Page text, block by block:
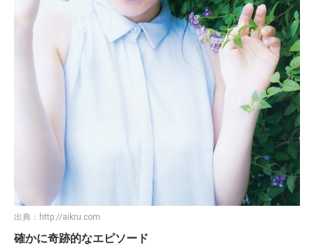
出典： http://aikru.com
確かに奇跡的なエピソード